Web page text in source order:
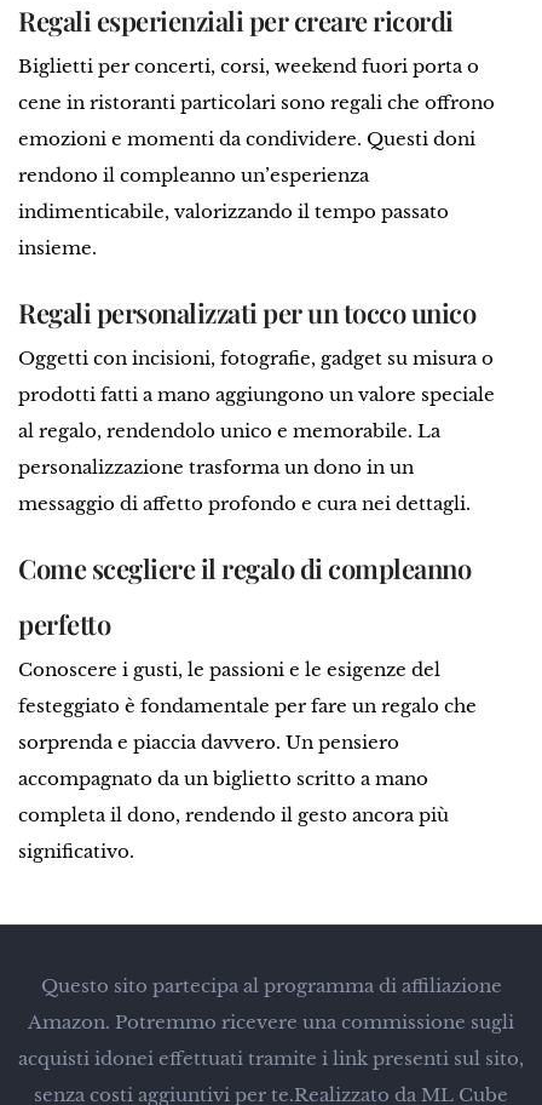
Regali esperienziali per creare ricordi
Biglietti per concerti, corsi, weekend fuori porta o
cene in ristoranti particolari sono regali che offrono
emozioni e momenti da condividere. Questi doni
rendono il compleanno un’esperienza
indimenticabile, valorizzando il tempo passato
insieme.
Regali personalizzati per un tocco unico
Oggetti con incisioni, fotografie, gadget su misura o
prodotti fatti a mano aggiungono un valore speciale
al regalo, rendendolo unico e memorabile. La
personalizzazione trasforma un dono in un
messaggio di affetto profondo e cura nei dettagli.
Come scegliere il regalo di compleanno
perfetto
Conoscere i gusti, le passioni e le esigenze del
festeggiato è fondamentale per fare un regalo che
sorprenda e piaccia davvero. Un pensiero
accompagnato da un biglietto scritto a mano
completa il dono, rendendo il gesto ancora più
significativo.
Questo sito partecipa al programma di affiliazione
Amazon. Potremmo ricevere una commissione sugli
acquisti idonei effettuati tramite i link presenti sul sito,
senza costi aggiuntivi per te.Realizzato da ML Cube